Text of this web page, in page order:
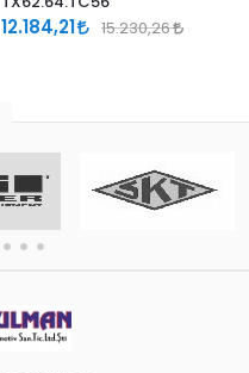
12.184,21 15.230,26